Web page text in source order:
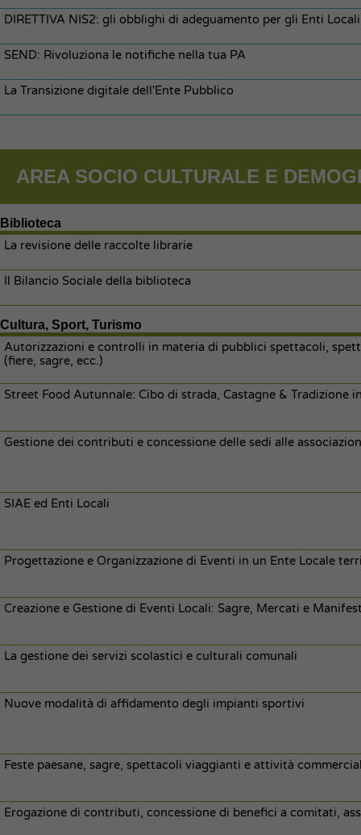
DIRETTIVA NIS2: gli obblighi di adeguamento per gli Enti Locali
SEND: Rivoluziona le notifiche nella tua PA
La Transizione digitale dell'Ente Pubblico
AREA SOCIO CULTURALE E
Biblioteca
La revisione delle raccolte librarie
Il Bilancio Sociale della biblioteca
Cultura, Sport, Turismo
Autorizzazioni e controlli in materia di pubblici spettacoli,
(fiere, sagre, ecc.)
Street Food Autunnale: Cibo di strada, Castagne & Tradizione
Gestione dei contributi e concessione delle sedi alle
SIAE ed Enti Locali
Progettazione e Organizzazione di Eventi in un Ente Locale
Creazione e Gestione di Eventi Locali: Sagre, Mercati e
La gestione dei servizi scolastici e culturali comunali
Nuove modalità di affidamento degli impianti sportivi
Feste paesane, sagre, spettacoli viaggianti e attività
Erogazione di contributi, concessione di benefici a comitati,